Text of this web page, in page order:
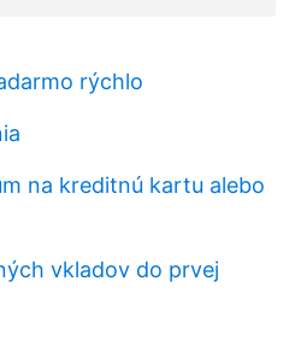
rýchlo
na kreditnú kartu alebo
vkladov do prvej